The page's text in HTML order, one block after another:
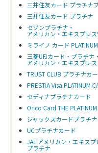
三井住友カード プラチナ
三井住友カード プラチナ
セゾンプラチナ・
アメリカン・エキスプレ
ミライノ カード PLATINUM
三菱UFJカード・プラチナ・
アメリカン・エキスプレ
TRUST CLUB プラチナカ
PRESTIA Visa PLATINUM
セディナプラチナカード
Orico Card THE PLATINUM
ジャックスカードプラチナ
UCプラチナカード
JAL アメリカン・エキス
プラチナ